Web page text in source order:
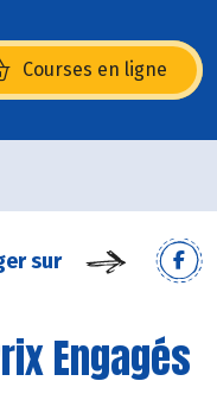
Courses en ligne
sur
Engagés